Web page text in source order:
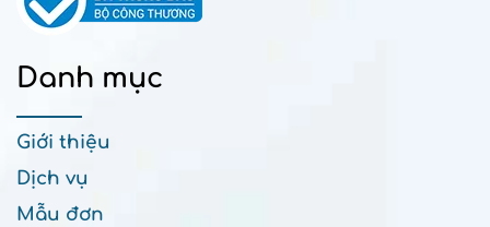
Danh mục
Giới thiệu
Dịch vụ
Mẫu đơn